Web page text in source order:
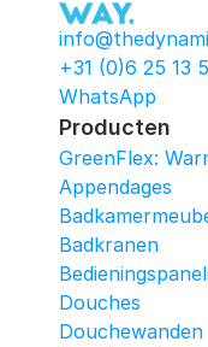
+31 (0)6 25 13
WhatsApp
Producten
GreenFlex:
Appendages
Badkranen
Douches
Douchewanden